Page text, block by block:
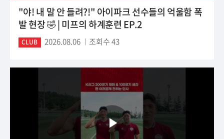
"야! 내 말 안 들려?!" 아이파크 선수들의 억울함 폭
발 현장 🤣 | 미프의 하계훈련 EP.2
CLUB 2026.08.06 조회수 43